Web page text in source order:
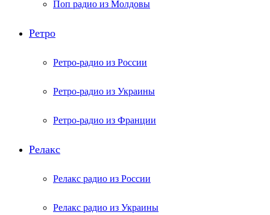
Поп радио из Молдовы
Ретро
Ретро-радио из России
Ретро-радио из Украины
Ретро-радио из Франции
Релакс
Релакс радио из России
Релакс радио из Украины